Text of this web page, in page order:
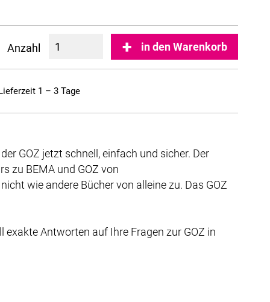
Anzahl in den Warenkorb
1 – 3 Tage
GOZ jetzt schnell, einfach und sicher. Der
zu BEMA und GOZ von
wie andere Bücher von alleine zu. Das GOZ
Antworten auf Ihre Fragen zur GOZ in